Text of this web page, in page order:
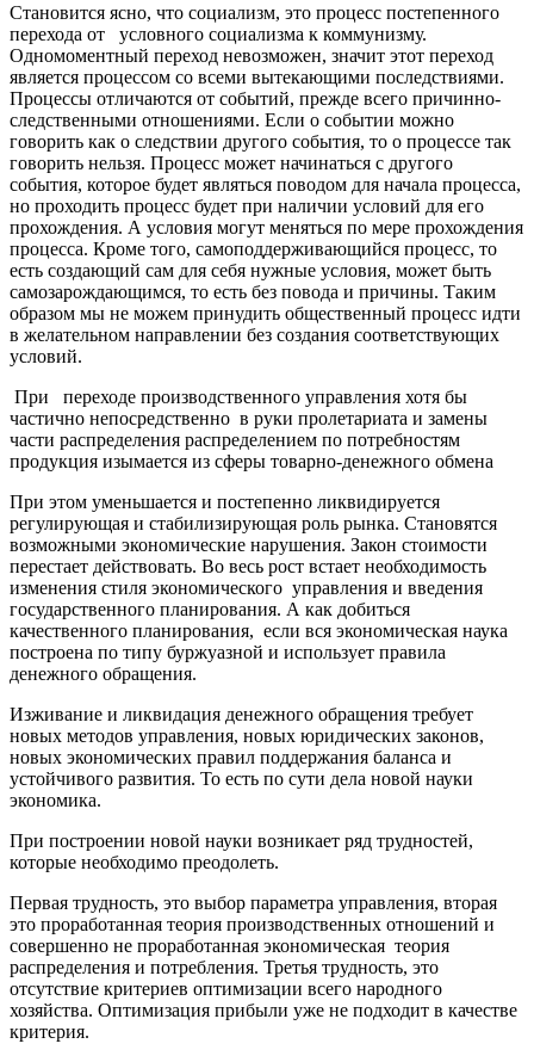
Становится ясно, что социализм, это процесс постепенного
перехода от условного социализма к коммунизму.
Одномоментный переход невозможен, значит этот переход
является процессом со всеми вытекающими последствиями.
Процессы отличаются от событий, прежде всего причинно-
следственными отношениями. Если о событии можно
говорить как о следствии другого события, то о процессе так
говорить нельзя. Процесс может начинаться с другого
события, которое будет являться поводом для начала процесса,
но проходить процесс будет при наличии условий для его
прохождения. А условия могут меняться по мере прохождения
процесса. Кроме того, самоподдерживающийся процесс, то
есть создающий сам для себя нужные условия, может быть
самозарождающимся, то есть без повода и причины. Таким
образом мы не можем принудить общественный процесс идти
в желательном направлении без создания соответствующих
условий.
При переходе производственного управления хотя бы
частично непосредственно в руки пролетариата и замены
части распределения распределением по потребностям
продукция изымается из сферы товарно-денежного обмена
При этом уменьшается и постепенно ликвидируется
регулирующая и стабилизирующая роль рынка. Становятся
возможными экономические нарушения. Закон стоимости
перестает действовать. Во весь рост встает необходимость
изменения стиля экономического управления и введения
государственного планирования. А как добиться
качественного планирования, если вся экономическая наука
построена по типу буржуазной и использует правила
денежного обращения.
Изживание и ликвидация денежного обращения требует
новых методов управления, новых юридических законов,
новых экономических правил поддержания баланса и
устойчивого развития. То есть по сути дела новой науки
экономика.
При построении новой науки возникает ряд трудностей,
которые необходимо преодолеть.
Первая трудность, это выбор параметра управления, вторая
это проработанная теория производственных отношений и
совершенно не проработанная экономическая теория
распределения и потребления. Третья трудность, это
отсутствие критериев оптимизации всего народного
хозяйства. Оптимизация прибыли уже не подходит в качестве
критерия.